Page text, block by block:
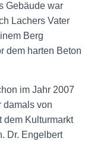
Gebäude war
Lachers Vater
Berg
dem harten Beton
im Jahr 2007
damals von
dem Kulturmarkt
Dr. Engelbert